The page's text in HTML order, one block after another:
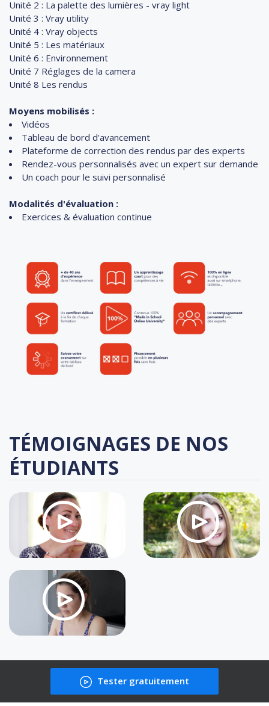
Unité 2 : La palette des lumières - vray light
Unité 3 : Vray utility
Unité 4 : Vray objects
Unité 5 : Les matériaux
Unité 6 : Environnement
Unité 7 Réglages de la camera
Unité 8 Les rendus
Moyens mobilisés :
Vidéos
Tableau de bord d'avancement
Plateforme de correction des rendus par des experts
Rendez-vous personnalisés avec un expert sur demande
Un coach pour le suivi personnalisé
Modalités d'évaluation :
Exercices & évaluation continue
TÉMOIGNAGES DE NOS
ÉTUDIANTS
Tester gratuitement